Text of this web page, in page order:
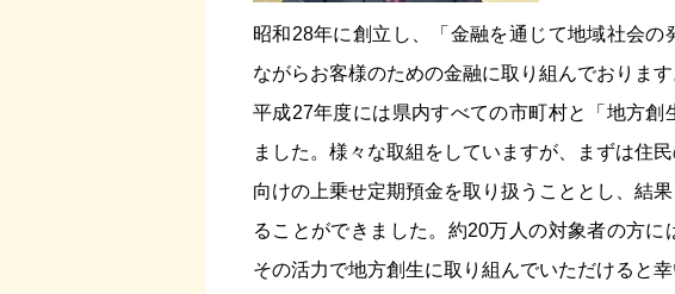
昭和28年に創立し、「金融を通じて地域社会
ながらお客様のための金融に取り組んでおります
平成27年度には県内すべての市町村と「地方
ました。様々な取組をしていますが、まずは住
向けの上乗せ定期預金を取り扱うこととし、結
ることができました。約20万人の対象者の方に
その活力で地方創生に取り組んでいただけると